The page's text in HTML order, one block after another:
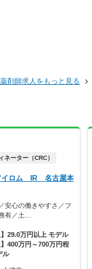
剤師求人をもっと見る
ネーター（CRC）
イロム IR 名古屋本
安心の働きやすさ／フ
有／土…
】29.0万円以上 モデル
】400万円～700万円程
ル